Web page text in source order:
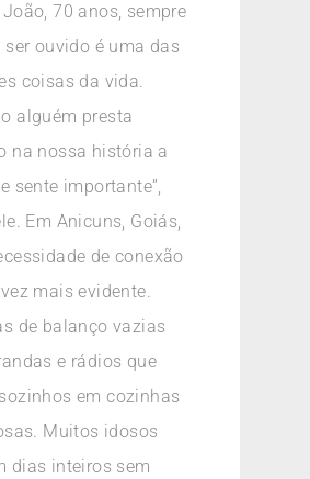
70 anos, sempre
ser ouvido é uma das
coisas da vida.
alguém presta
na nossa história a
sente importante”,
Em Anicuns, Goiás,
de conexão
mais evidente.
de balanço vazias
e rádios que
em cozinhas
Muitos idosos
dias inteiros sem